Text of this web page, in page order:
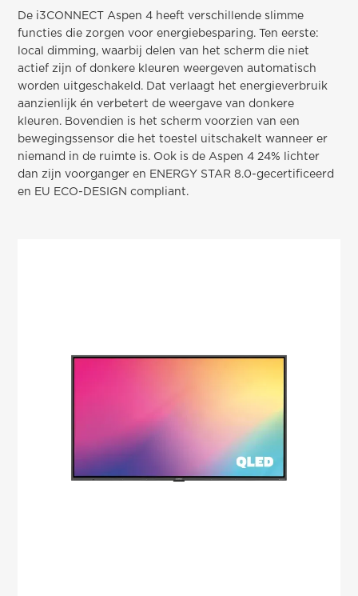
De i3CONNECT Aspen 4 heeft verschillende slimme
functies die zorgen voor energiebesparing. Ten eerste:
local dimming, waarbij delen van het scherm die niet
actief zijn of donkere kleuren weergeven automatisch
worden uitgeschakeld. Dat verlaagt het energieverbruik
aanzienlijk én verbetert de weergave van donkere
kleuren. Bovendien is het scherm voorzien van een
bewegingssensor die het toestel uitschakelt wanneer er
niemand in de ruimte is. Ook is de Aspen 4 24% lichter
dan zijn voorganger en ENERGY STAR 8.0-gecertificeerd
en EU ECO-DESIGN compliant.